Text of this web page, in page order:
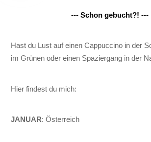
--- Schon gebucht?! ---
Hast du Lust auf einen Cappuccino in der
im Grünen oder einen Spaziergang in der
Hier findest du mich:
JANUAR: Österreich